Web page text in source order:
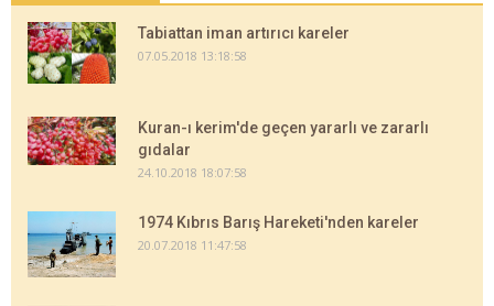
Tabiattan iman artırıcı kareler
07.05.2018 13:18:58
Kuran-ı kerim'de geçen yararlı ve zararlı
gıdalar
24.10.2018 18:07:58
1974 Kıbrıs Barış Hareketi'nden kareler
20.07.2018 11:47:58